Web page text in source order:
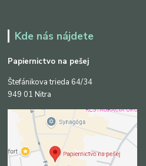
Kde nás nájdete
Papiernictvo na pešej
Štefánikova trieda 64/34
949 01 Nitra